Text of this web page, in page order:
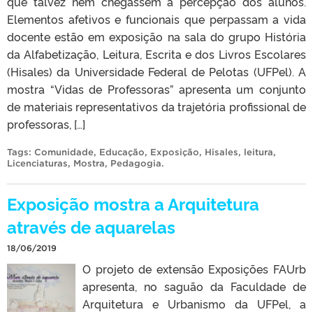
Elementos afetivos e funcionais que perpassam a vida
docente estão em exposição na sala do grupo História
da Alfabetização, Leitura, Escrita e dos Livros Escolares
(Hisales) da Universidade Federal de Pelotas (UFPel). A
mostra “Vidas de Professoras” apresenta um conjunto
de materiais representativos da trajetória profissional de
professoras, […]
Tags: Comunidade, Educação, Exposição, Hisales, leitura,
Licenciaturas, Mostra, Pedagogia.
Exposição mostra a Arquitetura
através de aquarelas
18/06/2019
O projeto de extensão Exposições FAUrb
apresenta, no saguão da Faculdade de
Arquitetura e Urbanismo da UFPel, a